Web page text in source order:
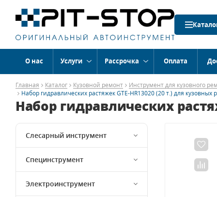
О нас Услуги Рассрочка Оплата
Главная Каталог Кузовной ремонт Инструмент для кузовного
Набор гидравлических растяжек GTE-HR13020 (20 т.) для кузовных
Набор гидравлических
Слесарный инструмент
Специнструмент
Электроинструмент